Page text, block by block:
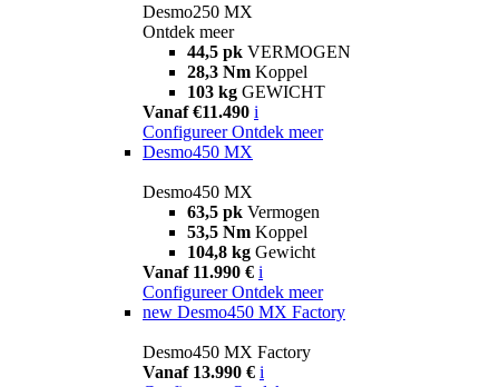
Desmo250 MX
Ontdek meer
44,5 pk VERMOGEN
28,3 Nm Koppel
103 kg GEWICHT
Vanaf €11.490 i
Configureer Ontdek meer
Desmo450 MX
Desmo450 MX
63,5 pk Vermogen
53,5 Nm Koppel
104,8 kg Gewicht
Vanaf 11.990 € i
Configureer Ontdek meer
new Desmo450 MX Factory
Desmo450 MX Factory
Vanaf 13.990 € i